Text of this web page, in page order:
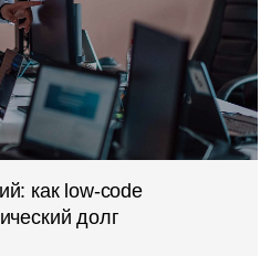
как low-code
долг